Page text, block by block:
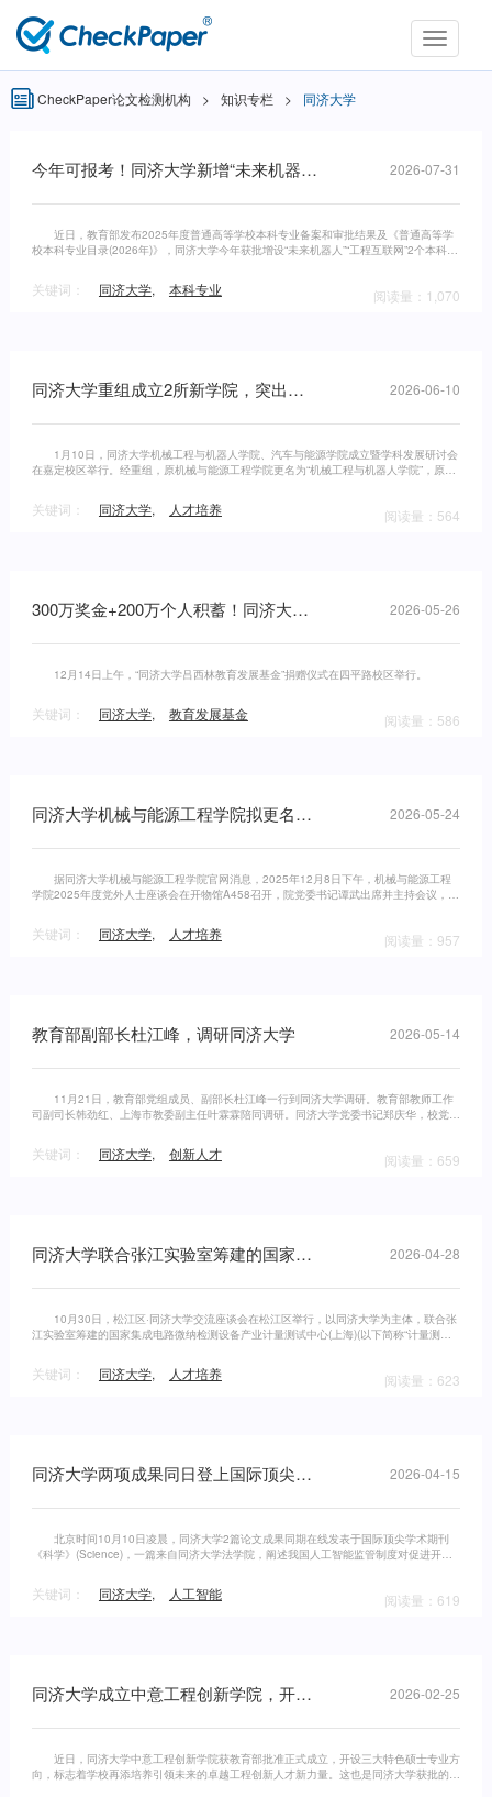
Toggle
CheckPaper论文检测机构 > 知识专栏 > 同济大学
今年可报考！同济大学新增“未来机器人”“工程互联网”2个本科专业 2026-07-31
近日，教育部发布2025年度普通高等学校本科专业备案和审批结果及《普通高等学
校本科专业目录(2026年)》，同济大学今年获批增设“未来机器人”“工程互联网”2个本科专
关键词： 同济大学, 本科专业 阅读量：1,070
同济大学重组成立2所新学院，突出机器人、能源特色 2026-06-10
1月10日，同济大学机械工程与机器人学院、汽车与能源学院成立暨学科发展研讨会
在嘉定校区举行。经重组，原机械与能源工程学院更名为“机械工程与机器人学院”，原汽
关键词： 同济大学, 人才培养 阅读量：564
300万奖金+200万个人积蓄！同济大学两位教授捐赠500万成立教育发展基金 2026-05-26
12月14日上午，“同济大学吕西林教育发展基金”捐赠仪式在四平路校区举行。
关键词： 同济大学, 教育发展基金 阅读量：586
同济大学机械与能源工程学院拟更名为“机械工程与机器人学院” 2026-05-24
据同济大学机械与能源工程学院官网消息，2025年12月8日下午，机械与能源工程
学院2025年度党外人士座谈会在开物馆A458召开，院党委书记谭武出席并主持会议，副
关键词： 同济大学, 人才培养 阅读量：957
教育部副部长杜江峰，调研同济大学 2026-05-14
11月21日，教育部党组成员、副部长杜江峰一行到同济大学调研。教育部教师工作
司副司长韩劲红、上海市教委副主任叶霖霖陪同调研。同济大学党委书记郑庆华，校党委
关键词： 同济大学, 创新人才 阅读量：659
同济大学联合张江实验室筹建的国家集成电路微纳检测设备产业计量测试中心(上海)落地松江 2026-04-28
10月30日，松江区·同济大学交流座谈会在松江区举行，以同济大学为主体，联合张
江实验室筹建的国家集成电路微纳检测设备产业计量测试中心(上海)(以下简称“计量测试
关键词： 同济大学, 人才培养 阅读量：623
同济大学两项成果同日登上国际顶尖学术期刊《科学》 2026-04-15
北京时间10月10日凌晨，同济大学2篇论文成果同期在线发表于国际顶尖学术期刊
《科学》(Science)，一篇来自同济大学法学院，阐述我国人工智能监管制度对促进开源
关键词： 同济大学, 人工智能 阅读量：619
同济大学成立中意工程创新学院，开设三大特色硕士专业方向 2026-02-25
近日，同济大学中意工程创新学院获教育部批准正式成立，开设三大特色硕士专业方
向，标志着学校再添培养引领未来的卓越工程创新人才新力量。这也是同济大学获批的第